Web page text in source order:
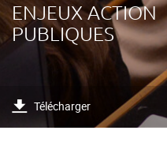
ENJEUX ACTION
PUBLIQUES
Télécharger